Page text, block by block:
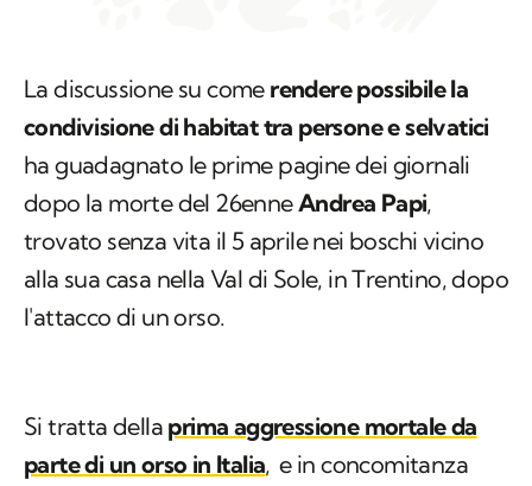
La discussione su come rendere possibile la
condivisione di habitat tra persone e selvatici
ha guadagnato le prime pagine dei giornali
dopo la morte del 26enneAndrea Papi,
trovato senza vita il 5 aprile nei boschi vicino
alla sua casa nella Val di Sole, in Trentino, dopo
l'attacco di un orso.
Si tratta della prima aggressione mortale da
parte di un orso in Italia, e in concomitanza